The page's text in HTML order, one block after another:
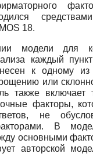
18.
модели для
каждый
к одному
или
также включает
факторы,
не
В
основными
авторской